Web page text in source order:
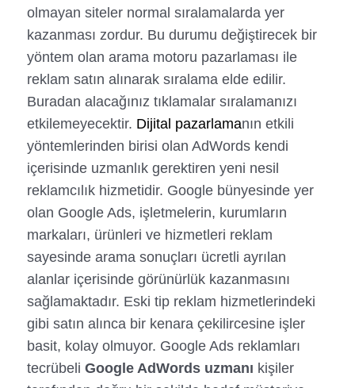
olmayan siteler normal sıralamalarda yer
kazanması zordur. Bu durumu değiştirecek bir
yöntem olan arama motoru pazarlaması ile
reklam satın alınarak sıralama elde edilir.
Buradan alacağınız tıklamalar sıralamanızı
etkilemeyecektir. Dijital pazarlamanın etkili
yöntemlerinden birisi olan AdWords kendi
içerisinde uzmanlık gerektiren yeni nesil
reklamcılık hizmetidir. Google bünyesinde yer
olan Google Ads, işletmelerin, kurumların
markaları, ürünleri ve hizmetleri reklam
sayesinde arama sonuçları ücretli ayrılan
alanlar içerisinde görünürlük kazanmasını
sağlamaktadır. Eski tip reklam hizmetlerindeki
gibi satın alınca bir kenara çekilircesine işler
basit, kolay olmuyor. Google Ads reklamları
tecrübeli Google AdWords uzmanı kişiler